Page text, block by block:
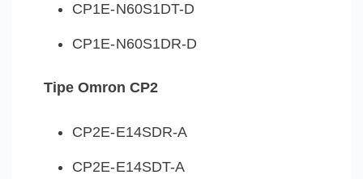
CP1E-N60S1DT-D
CP1E-N60S1DR-D
Tipe Omron CP2
CP2E-E14SDR-A
CP2E-E14SDT-A